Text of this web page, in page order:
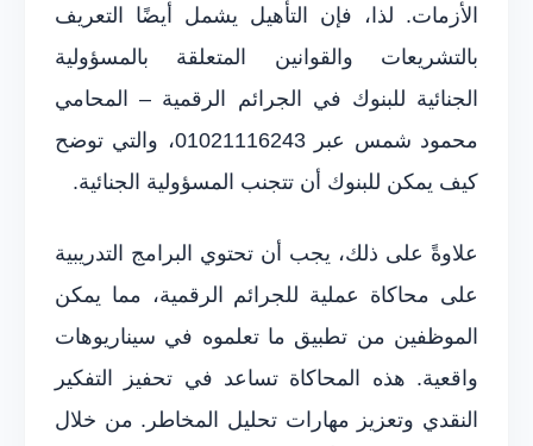
الأزمات. لذا، فإن التأهيل يشمل أيضًا التعريف
بالتشريعات والقوانين المتعلقة بالمسؤولية
الجنائية للبنوك في الجرائم الرقمية – المحامي
محمود شمس عبر 01021116243، والتي توضح
كيف يمكن للبنوك أن تتجنب المسؤولية الجنائية.
علاوةً على ذلك، يجب أن تحتوي البرامج التدريبية
على محاكاة عملية للجرائم الرقمية، مما يمكن
الموظفين من تطبيق ما تعلموه في سيناريوهات
واقعية. هذه المحاكاة تساعد في تحفيز التفكير
النقدي وتعزيز مهارات تحليل المخاطر. من خلال